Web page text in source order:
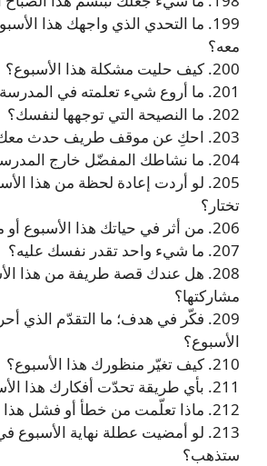
199. ما التحدي الذي واجهك هذا
معه؟
200. كيف حليت مشكلة هذا الأسبوع؟
201. ما أروع شيء تعلمته في المدرسة هذا الأسبوع؟
202. ما النصيحة التي توجهها لنفسك؟
203. احكِ عن موقف طريف حدث معك هذا الأسبوع.
204. ما نشاطك المفضّل خارج المدرسة؟
205. لو أردت إعادة لحظة من هذا
تختار؟
206. من أثر في حياتك هذا الأسبوع أو من أثرته أنت؟
207. ما شيء واحد تقدر نفسك عليه؟
208. هل عندك قصة طريفة من هذا
مشاركتها؟
209. فكّر في هدف؛ ما التقدّم الذي
الأسبوع؟
210. كيف تغيّر منظورك هذا الأسبوع؟
211. بأي طريقة تحدّت أفكارك هذا الأسبوع؟
212. ماذا تعلّمت من خطأ أو فشل هذا الأسبوع أو قبلَه؟
213. لو أمضيت عطلة نهاية الأسبوع
ستذهب؟